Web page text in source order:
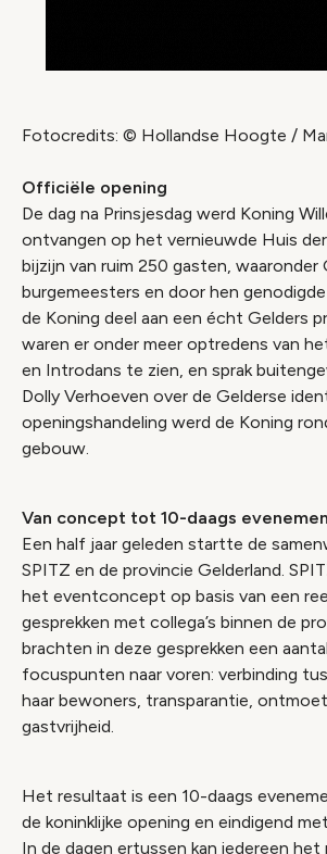
Fotocredits: © Hollandse Hoogte /
Officiële opening
De dag na Prinsjesdag werd Koning
ontvangen op het vernieuwde Huis
bijzijn van ruim 250 gasten, waaronder
burgemeesters en door hen
de Koning deel aan een écht Gelders
waren er onder meer optredens van
en Introdans te zien, en sprak
Dolly Verhoeven over de Gelderse
openingshandeling werd de Koning
gebouw.
Van concept tot 10-daags
Een half jaar geleden startte de
SPITZ en de provincie Gelderland.
het eventconcept op basis van een
gesprekken met collega’s binnen de
brachten in deze gesprekken een
focuspunten naar voren: verbinding
haar bewoners, transparantie,
gastvrijheid.
Het resultaat is een 10-daags
de koninklijke opening en eindigend
In de dagen ertussen kan iedereen